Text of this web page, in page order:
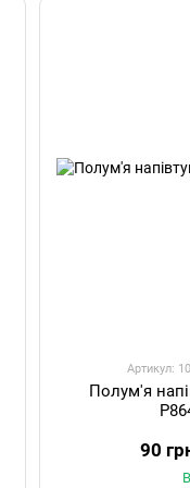
Артикул:
Полум'я
90